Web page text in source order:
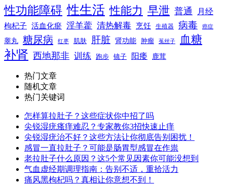
性功能障碍 性生活 性能力 早泄 普通 月经
枸杞子 活血化瘀 淫羊藿 清热解毒 烹饪 生殖器 病毒 癌症
睾丸 糖尿病 红枣 肌肤 肝脏 肾功能 肿瘤 菟丝子 血糖
补肾 西地那非 训练 跑步 镜子 阳痿 鹿茸
热门文章
随机文章
热门关键词
怎样算拉肚子？这些症状你中招了吗
尖锐湿疣瘙痒难忍？专家教你3招快速止痒
尖锐湿疣治不好？这些方法让你彻底告别困扰！
感冒一直拉肚子？可能是肠胃型感冒在作祟
老拉肚子什么原因？这5个常见因素你可能没想到
气血虚经期调理指南：告别不适，重拾活力
痛风黑枸杞吗？真相让你意想不到！